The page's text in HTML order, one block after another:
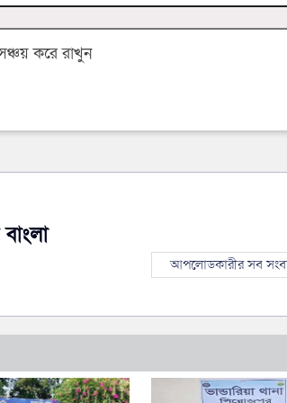
করে রাখুন
আপলোডকারীর সব